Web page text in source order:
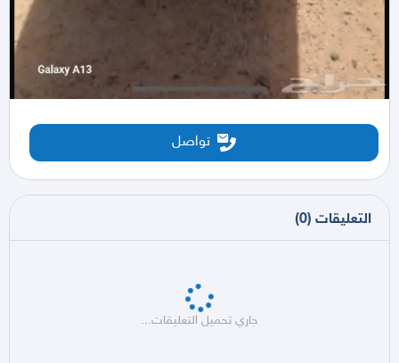
تواصل
التعليقات (
0
)
جاري تحميل التعليقات...